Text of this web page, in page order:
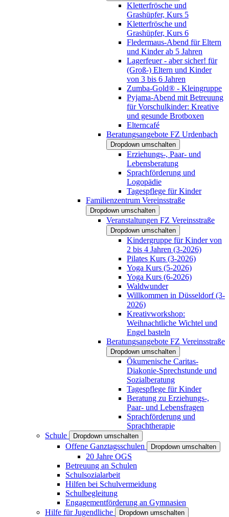
Kletterfrösche und
Grashüpfer, Kurs 5
Kletterfrösche und
Grashüpfer, Kurs 6
Fledermaus-Abend für Eltern
und Kinder ab 5 Jahren
Lagerfeuer - aber sicher! für
(Groß-) Eltern und Kinder
von 3 bis 6 Jahren
Zumba-Gold® - Kleingruppe
Pyjama-Abend mit Betreuung
für Vorschulkinder: Kreative
und gesunde Brotboxen
Elterncafé
Beratungsangebote FZ Urdenbach
Dropdown umschalten
Erziehungs-, Paar- und
Lebensberatung
Sprachförderung und
Logopädie
Tagespflege für Kinder
Familienzentrum Vereinsstraße
Dropdown umschalten
Veranstaltungen FZ Vereinsstraße
Dropdown umschalten
Kindergruppe für Kinder von
2 bis 4 Jahren (3-2026)
Pilates Kurs (3-2026)
Yoga Kurs (5-2026)
Yoga Kurs (6-2026)
Waldwunder
Willkommen in Düsseldorf (3-
2026)
Kreativworkshop:
Weihnachtliche Wichtel und
Engel basteln
Beratungsangebote FZ Vereinsstraße
Dropdown umschalten
Ökumenische Caritas-
Diakonie-Sprechstunde und
Sozialberatung
Tagespflege für Kinder
Beratung zu Erziehungs-,
Paar- und Lebensfragen
Sprachförderung und
Sprachtherapie
Schule
Dropdown umschalten
Offene Ganztagsschulen Dropdown umschalten
20 Jahre OGS
Betreuung an Schulen
Schulsozialarbeit
Hilfen bei Schulvermeidung
Schulbegleitung
Engagementförderung an Gymnasien
Hilfe für Jugendliche
Dropdown umschalten